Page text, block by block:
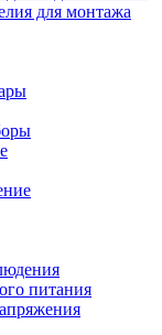
для монтажа
питания